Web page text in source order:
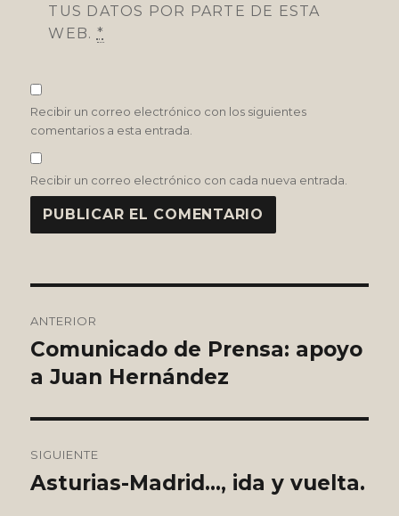
TUS DATOS POR PARTE DE ESTA
WEB. *
Recibir un correo electrónico con los siguientes
comentarios a esta entrada.
Recibir un correo electrónico con cada nueva entrada.
de
entradas
ANTERIOR
Entrada
anterior:
Comunicado de Prensa: apoyo
a Juan Hernández
SIGUIENTE
Entrada
Asturias-Madrid…, ida y vuelta.